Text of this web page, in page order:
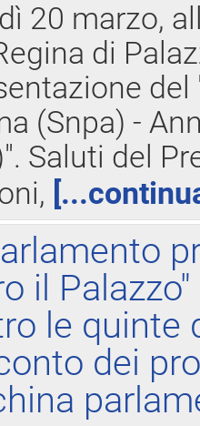
20 marzo,
di
(Snpa) -
Saluti del
il Palazzo"
le quinte
dei